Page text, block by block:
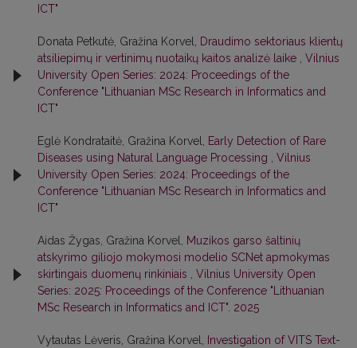
ICT"
Donata Petkutė, Gražina Korvel,
Draudimo sektoriaus klientų
atsiliepimų ir vertinimų nuotaikų kaitos analizė laike
Vilnius
University Open Series: 2024: Proceedings of the
Conference "Lithuanian MSc Research in Informatics and
ICT"
Eglė Kondrataitė, Gražina Korvel,
Early Detection of Rare
Diseases using Natural Language Processing
Vilnius
University Open Series: 2024: Proceedings of the
Conference "Lithuanian MSc Research in Informatics and
ICT"
Aidas Žygas, Gražina Korvel,
Muzikos garso šaltinių
atskyrimo giliojo mokymosi modelio SCNet apmokymas
skirtingais duomenų rinkiniais
Vilnius University Open
Series: 2025: Proceedings of the Conference "Lithuanian
MSc Research in Informatics and ICT". 2025
Vytautas Lėveris, Gražina Korvel,
Investigation of VITS Text-